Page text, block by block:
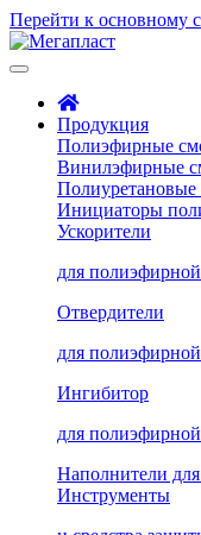
Перейти к основному
Продукция
Полиэфирные
Винилэфирные
Инициаторы
Ускорители
для
Отвердители
для
Ингибитор
для
Наполнители
Инструменты